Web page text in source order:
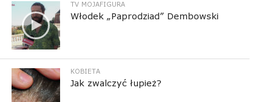
TV MOJAFIGURA
Włodek „Paprodziad” Dembowski
KOBIETA
Jak zwalczyć łupież?